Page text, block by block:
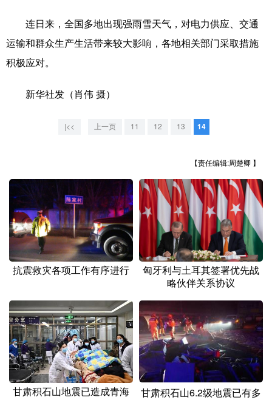
文化产业
天津 河北
福建 江西
山东 河南 湖北 湖南
广东 广西 海南 重庆
四川 贵州 云南 西藏
青海 宁夏
新疆 内蒙古 黑龙江
多语种频道
English Español Français عربى
连日来，全国多地出现强雨雪天气，对电力供应、交通
运输和群众生产生活带来较大影响，各地相关部门采取措施
积极应对。
新华社发（肖伟 摄）
|<< 上一页 11 12 13 14
【责任编辑:周楚卿 】
抗震救灾各项工作有序进行
匈牙利与土耳其签署优先战
略伙伴关系协议
甘肃积石山地震已造成青海
甘肃积石山6.2级地震已有多